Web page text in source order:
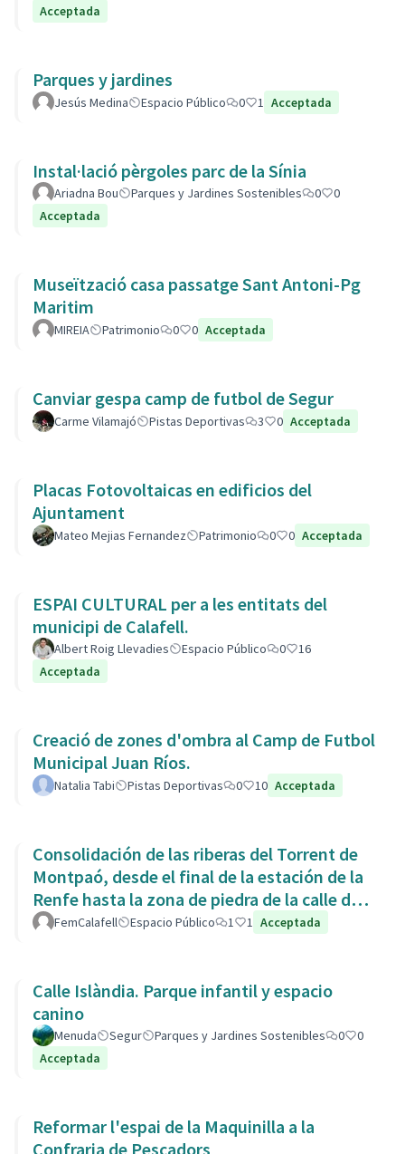
Acceptada
Parques y jardines
Jesús Medina Espacio Público 0 1 Acceptada
Instal·lació pèrgoles parc de la Sínia
Ariadna Bou Parques y Jardines Sostenibles 0
0
Acceptada
Museïtzació casa passatge Sant Antoni-Pg
Maritim
MIREIA Patrimonio 0 0 Acceptada
Canviar gespa camp de futbol de Segur
Carme Vilamajó Pistas Deportivas 3 0 Acceptada
Placas Fotovoltaicas en edificios del
Ajuntament
Mateo Mejias Fernandez Patrimonio 0 0 Acceptada
ESPAI CULTURAL per a les entitats del
municipi de Calafell.
Albert Roig Llevadies Espacio Público 0
16
Acceptada
Creació de zones d'ombra al Camp de Futbol
Municipal Juan Ríos.
Natalia Tabi Pistas Deportivas 0 10 Acceptada
Consolidación de las riberas del Torrent de
Montpaó, desde el final de la estación de la
Renfe hasta la zona de piedra de la calle de
L’Estany.
FemCalafell Espacio Público 1 1 Acceptada
Calle Islàndia. Parque infantil y espacio
canino
Menuda Segur Parques y Jardines Sostenibles 0
0
Acceptada
Reformar l'espai de la Maquinilla a la
Confraria de Pescadors